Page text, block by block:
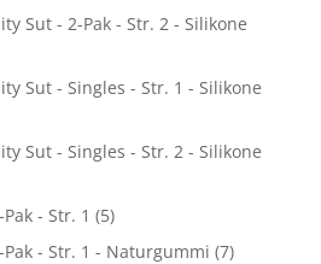
Sut - 2-Pak - Str. 2 - Silikone
Sut - Singles - Str. 1 - Silikone
Sut - Singles - Str. 2 - Silikone
- Str. 1 (5)
Pak - Str. 1 - Naturgummi (7)